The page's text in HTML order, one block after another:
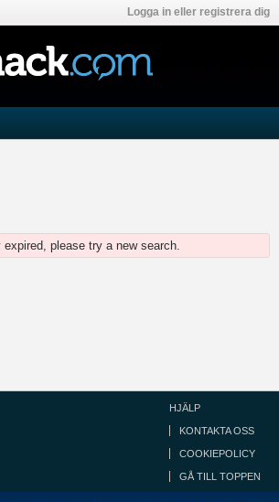
Logga in eller registrera dig
please try a new search.
HJÄLP
KONTAKTA OSS
COOKIEPOLICY
GÅ TILL TOPPEN